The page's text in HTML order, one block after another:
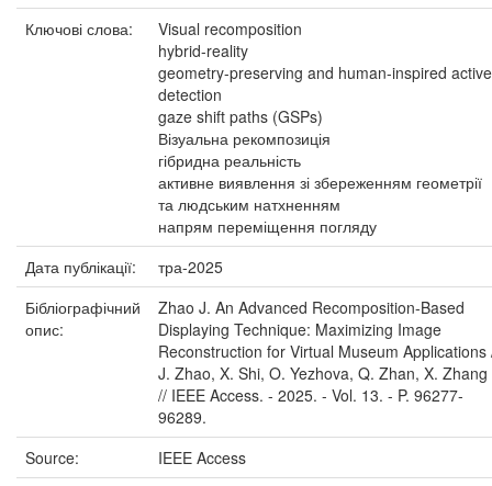
Ключові слова:
Visual recomposition
hybrid-reality
geometry-preserving and human-inspired active
detection
gaze shift paths (GSPs)
Візуальна рекомпозиція
гібридна реальність
активне виявлення зі збереженням геометрії
та людським натхненням
напрям переміщення погляду
Дата публікації:
тра-2025
Бібліографічний
опис:
Zhao J. An Advanced Recomposition-Based
Displaying Technique: Maximizing Image
Reconstruction for Virtual Museum Applications
J. Zhao, X. Shi, O. Yezhova, Q. Zhan, X. Zhang
// IEEE Access. - 2025. - Vol. 13. - P. 96277-
96289.
Source:
IEEE Access